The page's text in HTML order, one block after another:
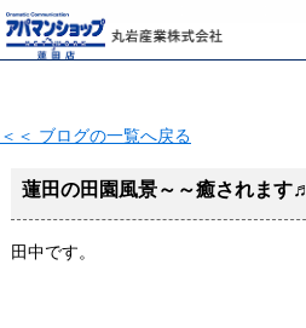
＜＜ ブログの一覧へ戻る
蓮田の田園風景～～癒されます♬
田中です。